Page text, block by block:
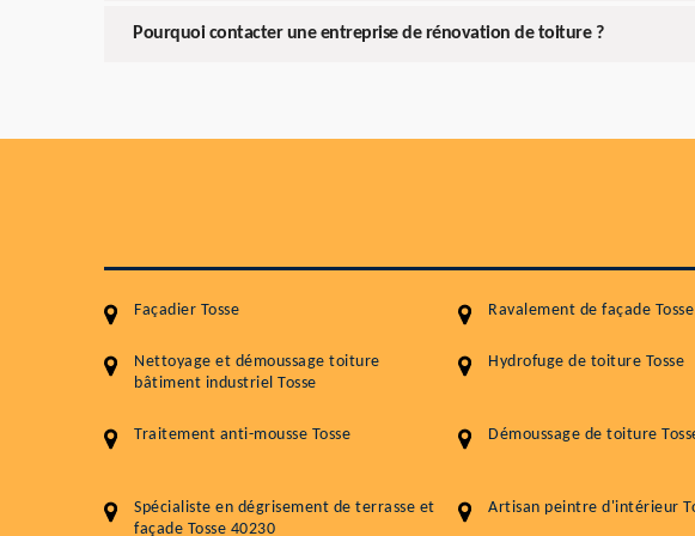
Pourquoi contacter une entreprise de rénovation de toiture ?
Façadier Tosse Ravalement de façade Tosse
Nettoyage et démoussage toiture
bâtiment industriel Tosse
Hydrofuge de toiture Tosse
Traitement anti-mousse Tosse Démoussage de toiture
Spécialiste en dégrisement de terrasse et
façade Tosse 40230
Artisan peintre d'intérieur